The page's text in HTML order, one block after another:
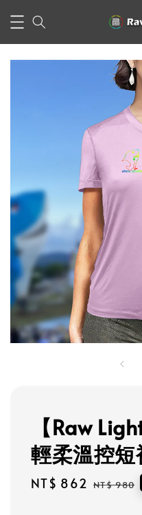
【Raw
輕柔溫控
Sale
NT$ 862 Regular
NT$ 980